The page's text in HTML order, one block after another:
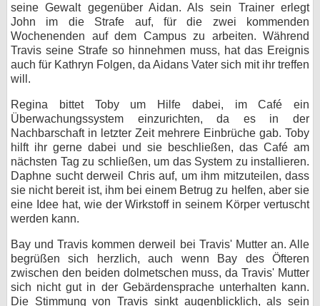
seine Gewalt gegenüber Aidan. Als sein Trainer erlegt
John im die Strafe auf, für die zwei kommenden
Wochenenden auf dem Campus zu arbeiten. Während
Travis seine Strafe so hinnehmen muss, hat das Ereignis
auch für Kathryn Folgen, da Aidans Vater sich mit ihr treffen
will.
Regina bittet Toby um Hilfe dabei, im Café ein
Überwachungssystem einzurichten, da es in der
Nachbarschaft in letzter Zeit mehrere Einbrüche gab. Toby
hilft ihr gerne dabei und sie beschließen, das Café am
nächsten Tag zu schließen, um das System zu installieren.
Daphne sucht derweil Chris auf, um ihm mitzuteilen, dass
sie nicht bereit ist, ihm bei einem Betrug zu helfen, aber sie
eine Idee hat, wie der Wirkstoff in seinem Körper vertuscht
werden kann.
Bay und Travis kommen derweil bei Travis' Mutter an. Alle
begrüßen sich herzlich, auch wenn Bay des Öfteren
zwischen den beiden dolmetschen muss, da Travis' Mutter
sich nicht gut in der Gebärdensprache unterhalten kann.
Die Stimmung von Travis sinkt augenblicklich, als sein